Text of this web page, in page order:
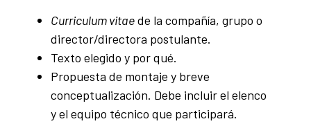
Curriculum vitaede la compañía, grupo o
director/directora postulante.
Texto elegido y por qué.
Propuesta de montaje y breve
conceptualización. Debe incluir el elenco
y el equipo técnico que participará.